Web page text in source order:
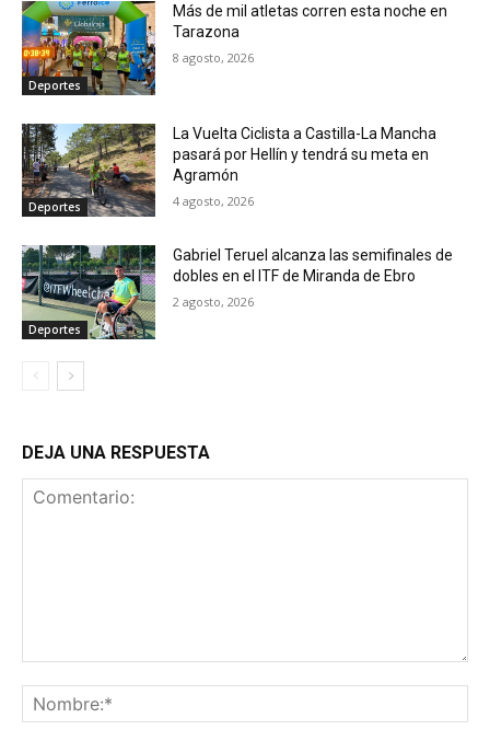
Deportes
Más de mil atletas corren esta noche en
Tarazona
8 agosto, 2026
Deportes
La Vuelta Ciclista a Castilla-La Mancha
pasará por Hellín y tendrá su meta en
Agramón
4 agosto, 2026
Deportes
Gabriel Teruel alcanza las semifinales de
dobles en el ITF de Miranda de Ebro
2 agosto, 2026
DEJA UNA RESPUESTA